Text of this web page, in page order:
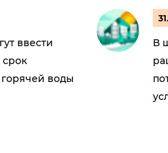
ввести
воды
В